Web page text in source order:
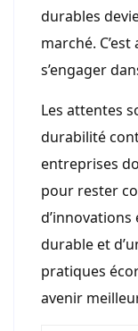
durables
marché.
s’engager
Les attentes
durabilité
entreprises
pour rester
durable et
pratiques
avenir